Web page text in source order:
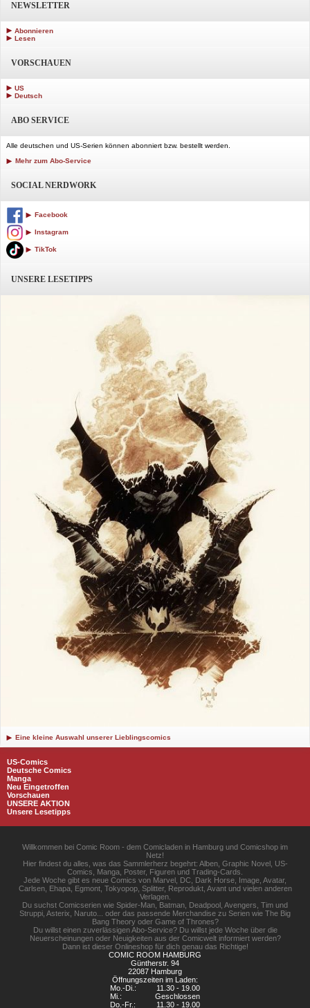
NEWSLETTER
Abonnieren
Lesen
VORSCHAUEN
US
Deutsch
ABO SERVICE
Alle deutschen und US-Serien können abonniert bzw. bestellt werden.
Mehr zum Abo-Service
SOCIAL NERDWORK
Facebook
Instagram
TikTok
UNSERE LESETIPPS
Eine kleine Auswahl unserer Lieblingscomics
US-Comics
Deutsche Comics
Manga
Neu Eingetroffen
Vorschauen
UNSERE AKTION
Unsere Lesetipps
Willkommen bei Comic Room - dem Comicladen in Hamburg und Comicshop im
Netz!
Hier findest du alles, was das Sammlerherz begehrt: Alben, Graphic Novel, US-
Comics, Manga, Poster, Figuren und Trading-Cards.
Jede Woche gibt es neue Comics von Marvel, DC, Dark Horse, Image, Avatar,
Carlsen, Ehapa, Egmont, Tokyopop, Splitter, Reprodukt, Avant und vielen anderen
Verlagen.
Du suchst Comicserien wie Spider-Man, Batman, Deadpool, Avengers, Tim und
Struppi, Asterix, Naruto... oder das passende Merchandise zu Serien wie The Big
Bang Theory oder Game of Thrones?
Du willst einen zuverlässigen Abo-Service? Du willst jede Woche über die
Neuerscheinungen oder Neuigkeiten aus der Comicwelt informiert werden?
Dann ist dieser Onlineshop für dich genau das Richtige!
COMIC ROOM HAMBURG
Güntherstr. 94
22087 Hamburg
Öffnungszeiten im Laden:
Mo.-Di.:
11.30 - 19.00
Mi.:
Geschlossen
Do.-Fr.:
11.30 - 19.00